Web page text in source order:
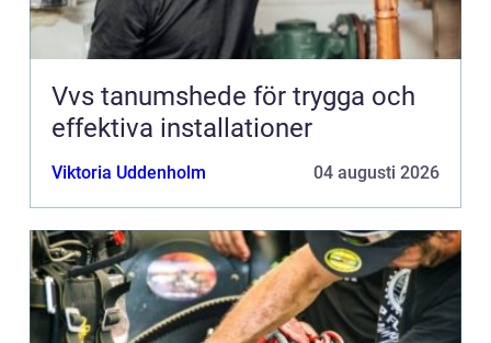
Vvs tanumshede för trygga och
effektiva installationer
Viktoria Uddenholm 04 augusti 2026